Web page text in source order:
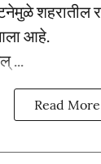
शहरातील
आहे.
...
Read More